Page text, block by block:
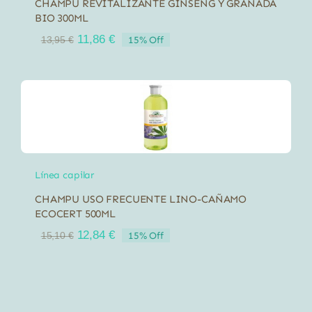
CHAMPU REVITALIZANTE GINSENG Y GRANADA
BIO 300ML
13,95€ El
era:
11,86 €El
es:
11,86 €.
15% Off
Línea capilar
CHAMPU USO FRECUENTE LINO-CAÑAMO
ECOCERT 500ML
15,10€ El
12,84 €El
15% Off